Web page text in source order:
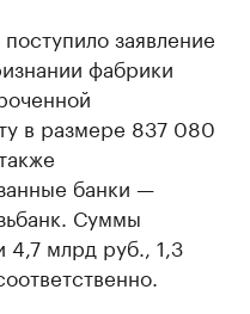
заявление
фабрики
в размере 837 080
банки —
Суммы
4,7 млрд руб., 1,3